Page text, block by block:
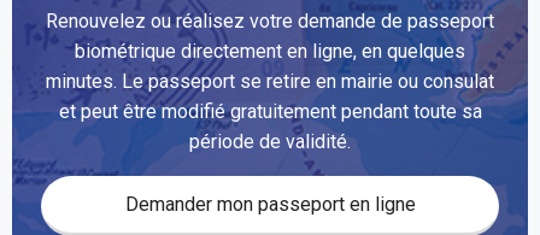
Renouvelez ou réalisez votre demande de passeport
biométrique directement en ligne, en quelques
minutes. Le passeport se retire en mairie ou consulat
et peut être modifié gratuitement pendant toute sa
période de validité.
Demander mon passeport en ligne